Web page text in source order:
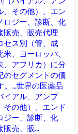
、その他）、エン
ロジー、診断、化
販売、販売代理
セス別（管、成
、ヨーロッパ、
、アフリカ）に分
のセグメントの価
。...世界の医薬品
イアル、アンプ
その他）、エンド
ジー、診断、化
売、販...